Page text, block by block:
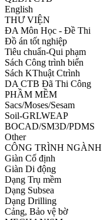
English
THƯ VIỆN
ĐA Môn Học - Đề Thi
Đồ án tốt nghiệp
Tiêu chuẩn-Qui phạm
Sách Công trình biển
Sách KThuật Ctrình
DA CTB Đã Thi Công
PHẦM MỀM
Sacs/Moses/Sesam
Soil-GRLWEAP
BOCAD/SM3D/PDMS
Other
CÔNG TRÌNH NGÀNH
Giàn Cố định
Giàn Di động
Dạng Trụ mềm
Dạng Subsea
Dạng Drilling
Cảng, Bảo vệ bờ